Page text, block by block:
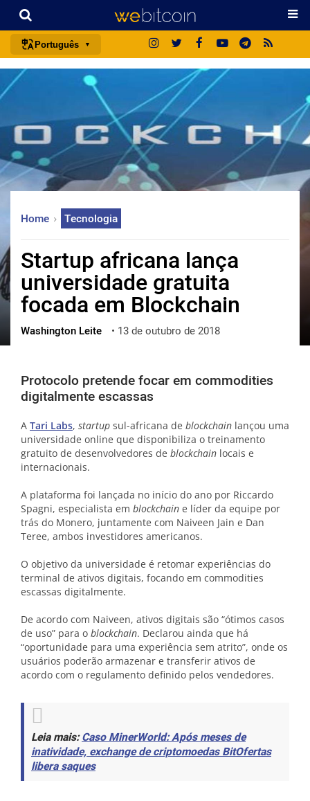
Português
português (BR)
français
italiano
deutsch
中文
한국어
العربية
ไทย
ქართული
vietnamese
Home Tecnologia
Startup africana lança
universidade gratuita
focada em Blockchain
Washington Leite • 13 de outubro de 2018
Protocolo pretende focar em commodities
digitalmente escassas
A Tari Labs, startup sul-africana de blockchain lançou uma
universidade online que disponibiliza o treinamento
gratuito de desenvolvedores de blockchain locais e
internacionais.
A plataforma foi lançada no início do ano por Riccardo
Spagni, especialista em blockchain e líder da equipe por
trás do Monero, juntamente com Naiveen Jain e Dan
Teree, ambos investidores americanos.
O objetivo da universidade é retomar experiências do
terminal de ativos digitais, focando em commodities
escassas digitalmente.
De acordo com Naiveen, ativos digitais são “ótimos casos
de uso” para o blockchain. Declarou ainda que há
“oportunidade para uma experiência sem atrito”, onde os
usuários poderão armazenar e transferir ativos de
acordo com o regulamento definido pelos vendedores.
Leia mais:Caso MinerWorld: Após meses de
inatividade, exchange de criptomoedas BitOfertas
libera saques